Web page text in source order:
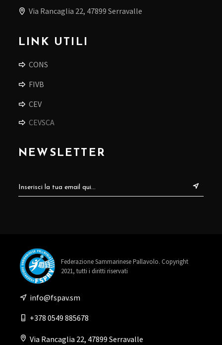
Via Rancaglia 22, 47899 Serravalle
LINK UTILI
CONS
FIVB
CEV
CEVSCA
NEWSLETTER
Federazione Sammarinese Pallavolo. Copyright
2021, tutti i diritti riservati
info@fspav.sm
+378 0549 885678
Via Rancaglia 22, 47899 Serravalle